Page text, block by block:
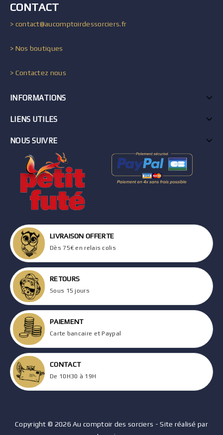
CONTACT
> contact@aucomptoirdessorciers.fr
> Nos boutiques
> Contactez nous
INFORMATIONS
LIENS UTILES
NOUS SUIVRE
LIVRAISON OFFERTE
Dès 75€ en relais colis
RETOURS
Sous 15 jours
PAIEMENT
Carte bancaire et Paypal
CONTACT
De 10H30 à 19H
Copyright © 2026 Au comptoir des sorciers - Site réalisé par